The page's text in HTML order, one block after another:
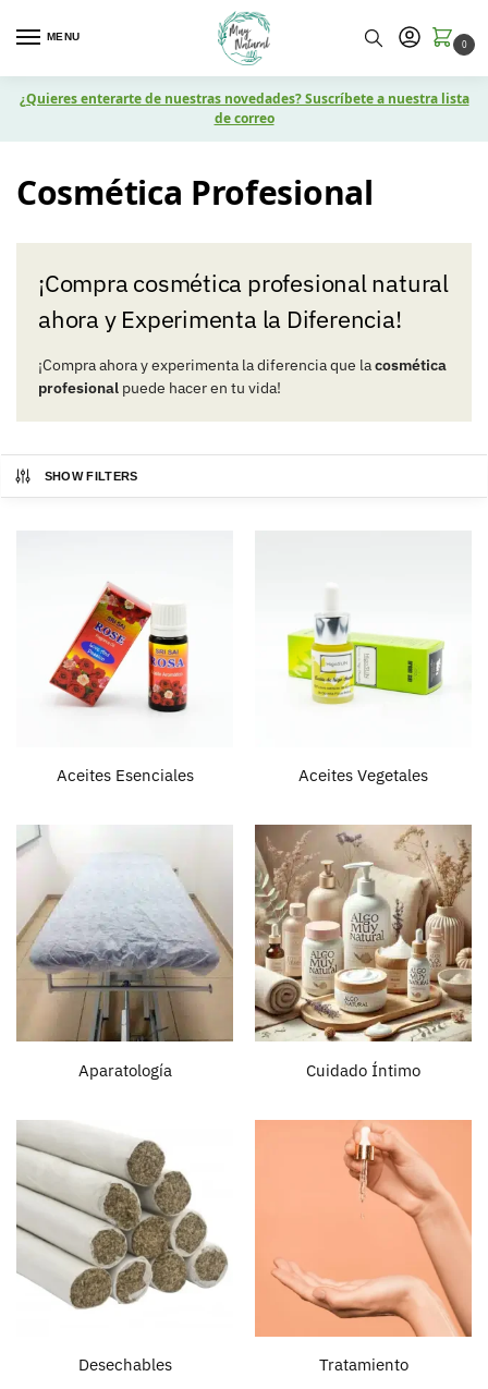
MENU
0
¿Quieres enterarte de nuestras novedades? Suscríbete a nuestra lista
de correo
Cosmética Profesional
¡Compra cosmética profesional natural
ahora y Experimenta la Diferencia!
¡Compra ahora y experimenta la diferencia que lacosmética
profesional puede hacer en tu vida!
SHOW FILTERS
Aceites Esenciales Aceites Vegetales
Aparatología Cuidado Íntimo
Desechables Tratamiento